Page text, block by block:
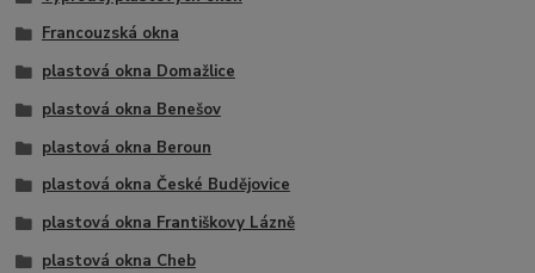
Francouzská okna
plastová okna Domažlice
plastová okna Benešov
plastová okna Beroun
plastová okna České Budějovice
plastová okna Františkovy Lázně
plastová okna Cheb